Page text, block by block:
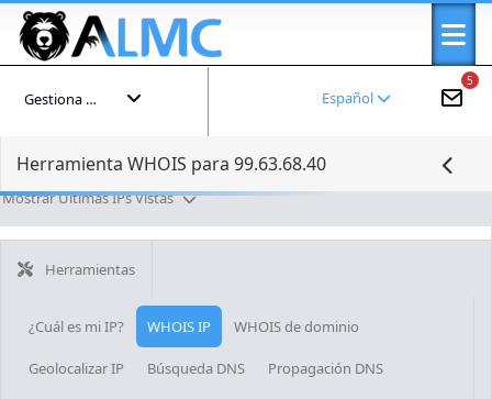
5
Español
Gestiona tu cuenta
Herramienta WHOIS para 99.63.68.40
Mostrar Últimas IPs Vistas
Herramientas
¿Cuál es mi IP? WHOIS IP WHOIS de dominio
Geolocalizar IP Búsqueda DNS Propagación DNS